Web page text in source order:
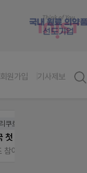
회원가입 기사제보